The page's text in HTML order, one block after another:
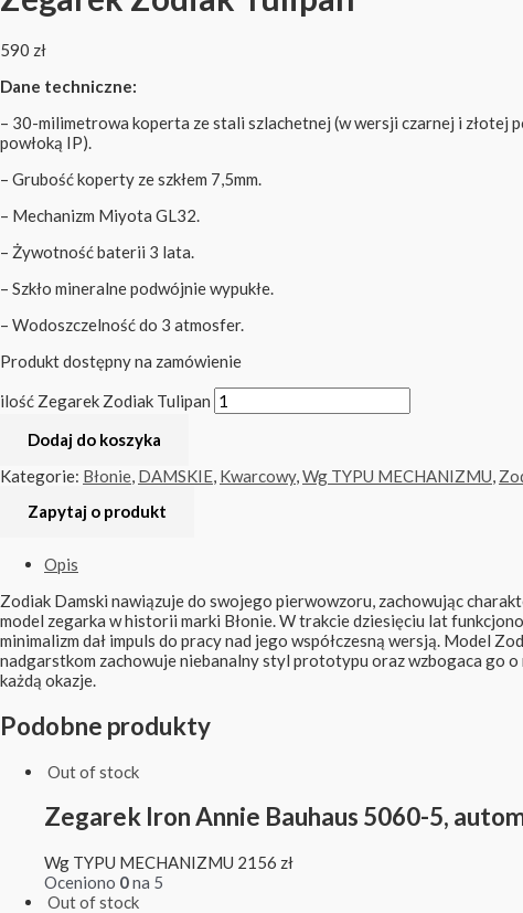
590 zł
Dane techniczne:
– 30-milimetrowa koperta ze stali szlachetnej (w wersji czarnej i złotej
powłoką IP).
– Grubość koperty ze szkłem 7,5mm.
– Mechanizm Miyota GL32.
– Żywotność baterii 3 lata.
– Szkło mineralne podwójnie wypukłe.
– Wodoszczelność do 3 atmosfer.
Produkt dostępny na zamówienie
ilość Zegarek Zodiak Tulipan
Dodaj do koszyka
Kategorie: Błonie, DAMSKIE, Kwarcowy,Wg TYPU MECHANIZMU,
Opis
Zodiak Damski nawiązuje do swojego pierwowzoru, zachowując
model zegarka w historii marki Błonie. W trakcie dziesięciu lat
minimalizm dał impuls do pracy nad jego współczesną wersją. Model
nadgarstkom zachowuje niebanalny styl prototypu oraz wzbogaca go
każdą okazje.
Podobne produkty
Out of stock
Zegarek Iron Annie Bauhaus 5060-5,
Wg TYPU MECHANIZMU 2156 zł
Oceniono 0na 5
Out of stock